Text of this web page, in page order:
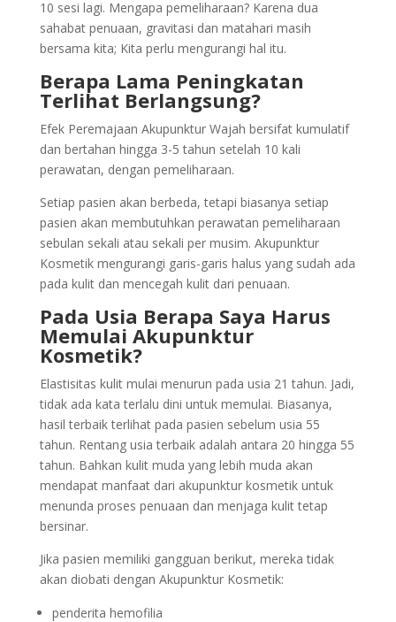
10 sesi lagi. Mengapa pemeliharaan? Karena dua
sahabat penuaan, gravitasi dan matahari masih
bersama kita; Kita perlu mengurangi hal itu.
Berapa Lama Peningkatan
Terlihat Berlangsung?
Efek Peremajaan Akupunktur Wajah bersifat kumulatif
dan bertahan hingga 3-5 tahun setelah 10 kali
perawatan, dengan pemeliharaan.
Setiap pasien akan berbeda, tetapi biasanya setiap
pasien akan membutuhkan perawatan pemeliharaan
sebulan sekali atau sekali per musim. Akupunktur
Kosmetik mengurangi garis-garis halus yang sudah ada
pada kulit dan mencegah kulit dari penuaan.
Pada Usia Berapa Saya Harus
Memulai Akupunktur
Kosmetik?
Elastisitas kulit mulai menurun pada usia 21 tahun. Jadi,
tidak ada kata terlalu dini untuk memulai. Biasanya,
hasil terbaik terlihat pada pasien sebelum usia 55
tahun. Rentang usia terbaik adalah antara 20 hingga 55
tahun. Bahkan kulit muda yang lebih muda akan
mendapat manfaat dari akupunktur kosmetik untuk
menunda proses penuaan dan menjaga kulit tetap
bersinar.
Jika pasien memiliki gangguan berikut, mereka tidak
akan diobati dengan Akupunktur Kosmetik:
penderita hemofilia